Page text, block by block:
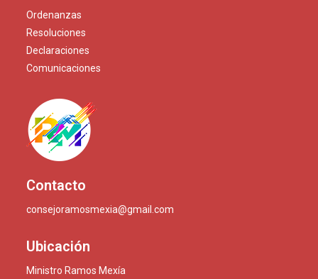
Ordenanzas
Resoluciones
Declaraciones
Comunicaciones
Contacto
consejoramosmexia@gmail.com
Ubicación
Ministro Ramos Mexía